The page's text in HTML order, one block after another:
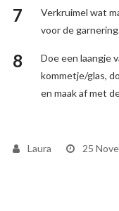
Verkruimel wat
voor de
Doe een laangje
kommetje/glas,
en maak af met
Laura 25